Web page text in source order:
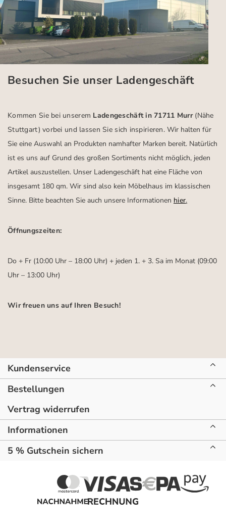
Besuchen Sie unser Ladengeschäft
Kommen Sie bei unserem Ladengeschäft in 71711 Murr (Nähe
Stuttgart) vorbei und lassen Sie sich inspirieren.Wir halten für
Sie eine Auswahl an Produkten namhafter Marken bereit. Natürlich
ist es uns auf Grund des großen Sortiments nicht möglich, jeden
Artikel auszustellen. Unser Ladengeschäft hat eine Fläche von
insgesamt 180 qm. Wir sind also kein Möbelhaus im klassischen
Sinne. Bitte beachten Sie auch unsere Informationen hier.
Öffnungszeiten:
Do + Fr (10:00 Uhr – 18:00 Uhr) + jeden 1. + 3. Sa im Monat (09:00
Uhr – 13:00 Uhr)
Wir freuen uns auf Ihren Besuch!
Kundenservice
Bestellungen
Vertrag widerrufen
Informationen
5 % Gutschein sichern